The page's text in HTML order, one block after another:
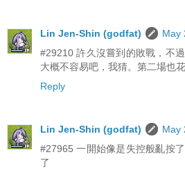
Lin Jen-Shin (godfat)
May
#29210 許久沒嘗到的敗戰，不
大概不容易吧，我猜。第二場也
Reply
Lin Jen-Shin (godfat)
May
#27965 一開始像是失控般亂按
了